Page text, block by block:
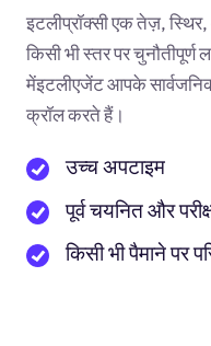
इटलीप्रॉक्सी एक तेज़,
किसी भी स्तर पर चुनौतीपूर्ण
मेंइटलीएजेंट आपके
क्रॉल करते हैं।
उच्च अपटाइम
पूर्व चयनित और
किसी भी पैमाने पर